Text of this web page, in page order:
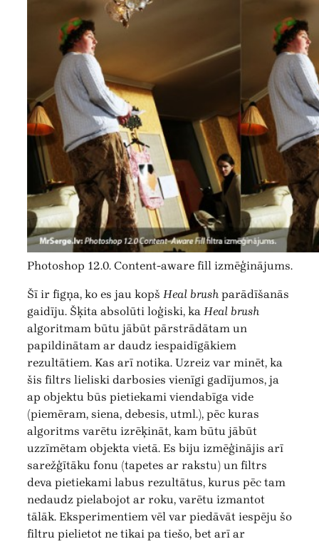
Photoshop 12.0. Content-aware fill izmēģinājums.
Šī ir figņa, ko es jau kopš Heal brush parādīšanās
gaidīju. Šķita absolūti loģiski, ka Heal brush
algoritmam būtu jābūt pārstrādātam un
papildinātam ar daudz iespaidīgākiem
rezultātiem. Kas arī notika. Uzreiz var minēt, ka
šis filtrs lieliski darbosies vienīgi gadījumos, ja
ap objektu būs pietiekami viendabīga vide
(piemēram, siena, debesis, utml.), pēc kuras
algoritms varētu izrēķināt, kam būtu jābūt
uzzīmētam objekta vietā. Es biju izmēģinājis arī
sarežģītāku fonu (tapetes ar rakstu) un filtrs
deva pietiekami labus rezultātus, kurus pēc tam
nedaudz pielabojot ar roku, varētu izmantot
tālāk. Eksperimentiem vēl var piedāvāt iespēju šo
filtru pielietot ne tikai pa tiešo, bet arī ar